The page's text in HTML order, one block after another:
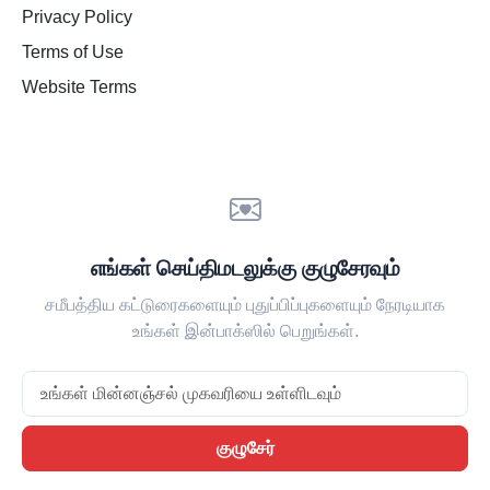
Privacy Policy
Terms of Use
Website Terms
எங்கள் செய்திமடலுக்கு குழுசேரவும்
சமீபத்திய கட்டுரைகளையும் புதுப்பிப்புகளையும் நேரடியாக
உங்கள் இன்பாக்ஸில் பெறுங்கள்.
Email
குழுசேர்